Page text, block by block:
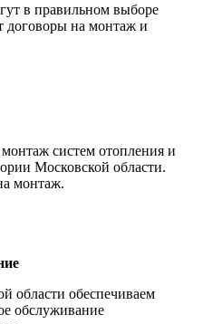
в правильном выборе
договоры на монтаж и
систем отопления и
Московской области.
монтаж.
области обеспечиваем
обслуживание